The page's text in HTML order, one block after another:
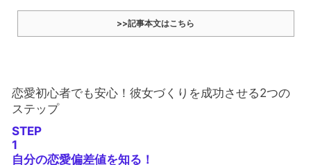
>>記事本文はこちら
恋愛初心者でも安心！彼女づくりを成功させる2つの
ステップ
STEP
1
自分の恋愛偏差値を知る！